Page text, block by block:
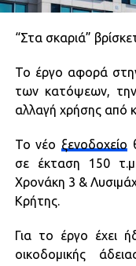
“Στα σκαριά”
Το έργο αφορά
των κατόψεων,
αλλαγή χρήσης από
Το νέο ξενοδοχείο
σε έκταση 150
Χρονάκη 3 &
Κρήτης.
Για το έργο έχει
οικοδομικής